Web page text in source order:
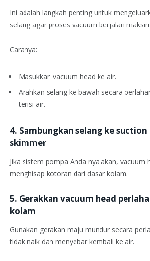
Ini adalah langkah penting untuk
selang agar proses vacuum berjalan
Caranya:
Masukkan vacuum head ke air.
Arahkan selang ke bawah secara
terisi air.
4. Sambungkan selang ke
skimmer
Jika sistem pompa Anda nyalakan, vacuum
menghisap kotoran dari dasar kolam.
5. Gerakkan vacuum head
kolam
Gunakan gerakan maju mundur secara
tidak naik dan menyebar kembali ke air.